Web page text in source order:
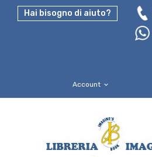
Hai bisogno di aiuto?
Account expand_more